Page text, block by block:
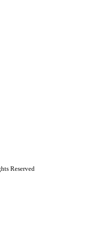
Reserved